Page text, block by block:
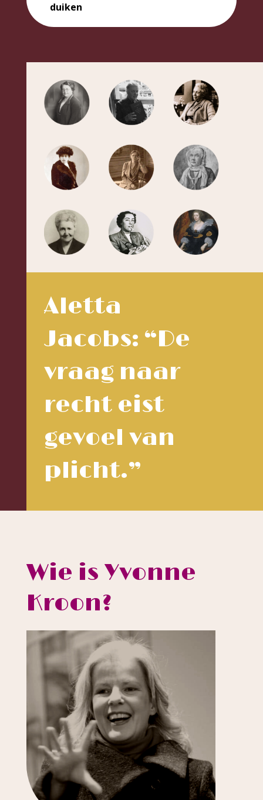
duiken
Aletta
Jacobs: “De
vraag naar
recht eist
gevoel van
plicht.”
Wie is Yvonne
Kroon?